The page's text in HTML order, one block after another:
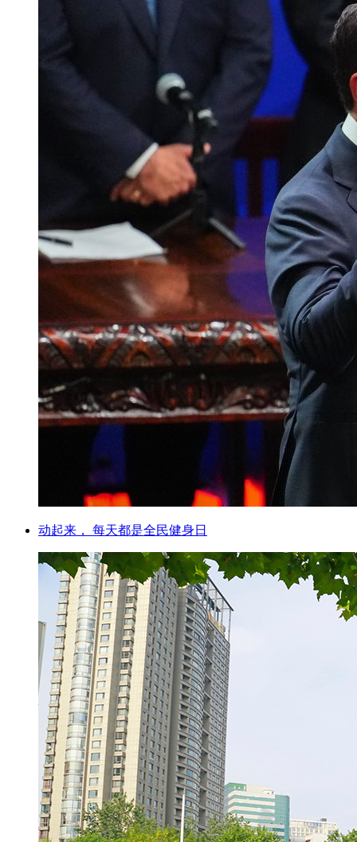
动起来， 每天都是全民健身日